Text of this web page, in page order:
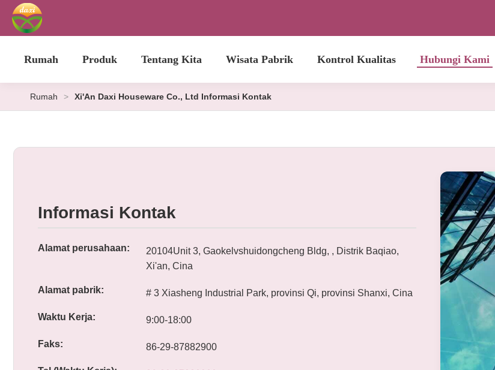
Rumah Produk Tentang Kita Wisata Pabrik Kontrol Kualitas Hubungi Kami
Rumah > Xi'An Daxi Houseware Co., Ltd Informasi Kontak
Informasi Kontak
Alamat perusahaan:
20104Unit 3, Gaokelvshuidongcheng Bldg, , Distrik Baqiao,
Xi'an, Cina
Alamat pabrik: # 3 Xiasheng Industrial Park, provinsi Qi, provinsi Shanxi, Cina
Waktu Kerja: 9:00-18:00
Faks: 86-29-87882900